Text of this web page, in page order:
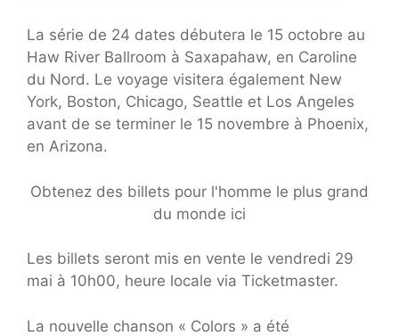
La série de 24 dates débutera le 15 octobre au
Haw River Ballroom à Saxapahaw, en Caroline
du Nord. Le voyage visitera également New
York, Boston, Chicago, Seattle et Los Angeles
avant de se terminer le 15 novembre à Phoenix,
en Arizona.
Obtenez des billets pour l'homme le plus grand
du monde ici
Les billets seront mis en vente le vendredi 29
mai à 10h00, heure locale via Ticketmaster.
La nouvelle chanson « Colors » a été